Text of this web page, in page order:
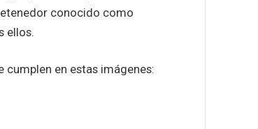
conocido como
ellos.
cumplen en estas imágenes: